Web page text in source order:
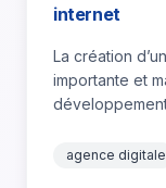
internet
La création
importante et
agence digitale